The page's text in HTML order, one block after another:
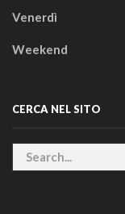
Venerdì
Weekend
CERCA NEL SITO